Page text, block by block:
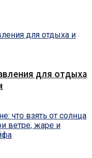
для отдыха